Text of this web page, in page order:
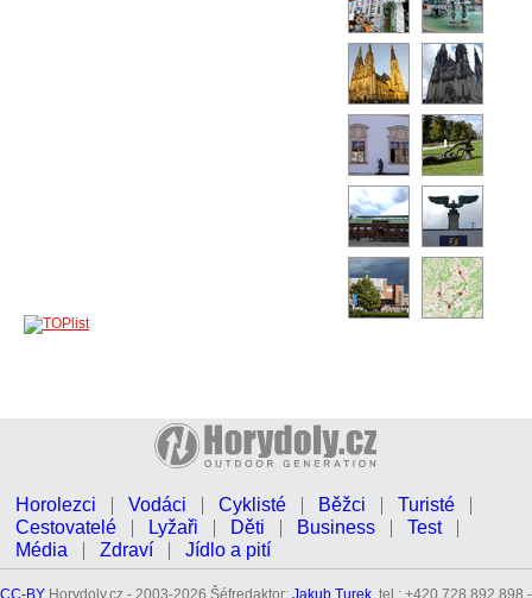
Horolezci Vodáci Cyklisté Běžci
Turisté
Cestovatelé
Lyžaři Děti Business
Test
Média
Zdraví Jídlo a pití
CC-BY Horydoly.cz - 2003-2026 Šéfredaktor: Jakub Turek , tel.: +420 728 892 898 -